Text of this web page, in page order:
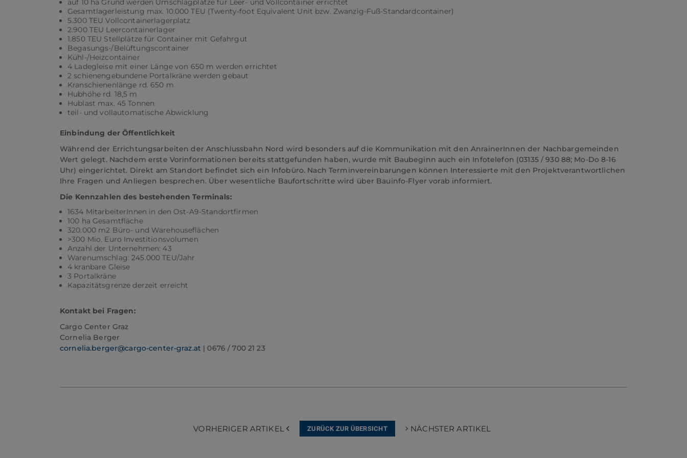
auf 10 ha Grund werden Umschlagplätze für Leer- und Vollcontainer errichtet
Gesamtlagerleistung max. 10.000 TEU (Twenty-foot Equivalent Unit bzw. Zwanzig-Fuß-Standardcontainer)
5.300 TEU Vollcontainerlagerplatz
2.900 TEU Leercontainerlager
1.850 TEU Stellplätze für Container mit Gefahrgut
Begasungs-/Belüftungscontainer
Kühl-/Heizcontainer
4 Ladegleise mit einer Länge von 650 m werden errichtet
2 schienengebundene Portalkräne werden gebaut
Kranschienenlänge rd. 650 m
Hubhöhe rd. 18,5 m
Hublast max. 45 Tonnen
teil- und vollautomatische Abwicklung
Einbindung der Öffentlichkeit
Während der Errichtungsarbeiten der Anschlussbahn Nord wird besonders auf die Kommunikation mit den AnrainerInnen der Nachbargemeinden
Wert gelegt. Nachdem erste Vorinformationen bereits stattgefunden haben, wurde mit Baubeginn auch ein Infotelefon (03135 / 930 88; Mo-Do 8-16
Uhr) eingerichtet. Direkt am Standort befindet sich ein Infobüro. Nach Terminvereinbarungen können Interessierte mit den Projektverantwortlichen
Ihre Fragen und Anliegen besprechen. Über wesentliche Baufortschritte wird über Bauinfo-Flyer vorab informiert.
Die Kennzahlen des bestehenden Terminals:
1634 MitarbeiterInnen in den Ost-A9-Standortfirmen
100 ha Gesamtfläche
320.000 m2 Büro- und Warehouseflächen
>300 Mio. Euro Investitionsvolumen
Anzahl der Unternehmen: 43
Warenumschlag: 245.000 TEU/Jahr
4 kranbare Gleise
3 Portalkräne
Kapazitätsgrenze derzeit erreicht
Kontakt bei Fragen:
Cargo Center Graz
Cornelia Berger
cornelia.berger@cargo-center-graz.at | 0676 / 700 21 23
VORHERIGER ARTIKEL ZURÜCK ZUR ÜBERSICHT NÄCHSTER ARTIKEL